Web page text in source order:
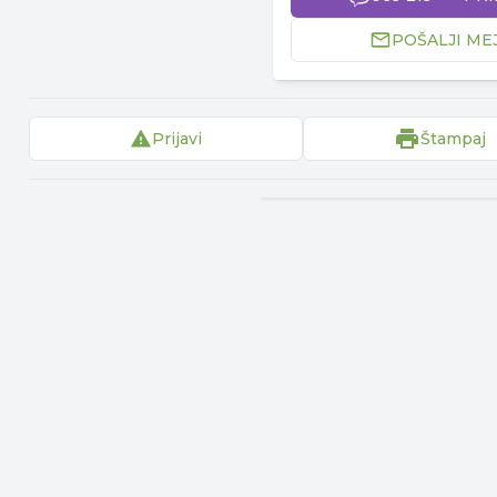
POŠALJI
Prijavi Štampaj